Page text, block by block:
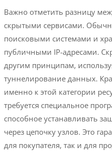
Важно отметить разницу
скрытыми сервисами.
поисковыми системами и
публичными IP-адресами.
другим принципам,
туннелирование данных.
именно к этой категории
требуется специальное
способное устанавливать
через цепочку узлов. Это
для покупателя, так и для